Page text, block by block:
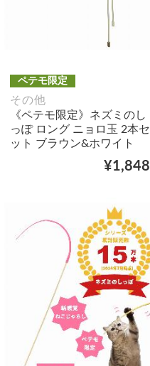
ペテモ限定
その他
《ペテモ限定》ネズミのし
っぽ ロング ニョロ玉 2本セ
ット ブラウン&ホワイト
¥1,848